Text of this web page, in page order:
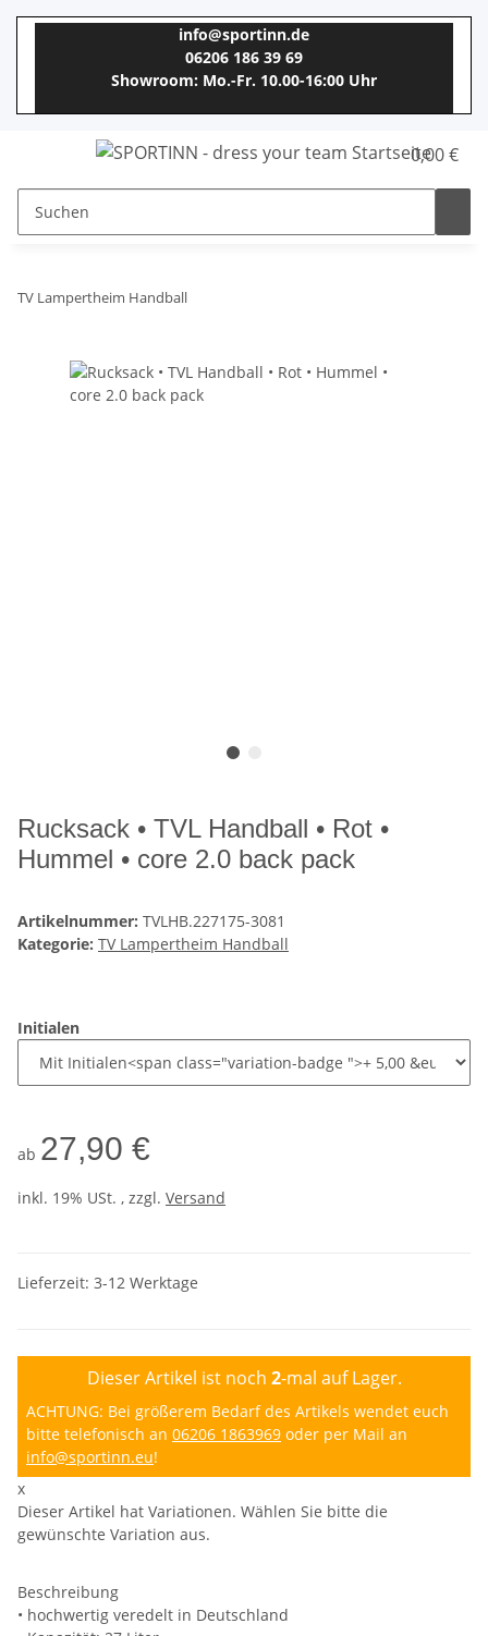
info@sportinn.de
06206 186 39 69
Showroom: Mo.-Fr. 10.00-16:00 Uhr
0,00 €
TV Lampertheim Handball
Rucksack • TVL Handball • Rot •
Hummel • core 2.0 back pack
Artikelnummer: TVLHB.227175-3081
Kategorie: TV Lampertheim Handball
Initialen
ab 27,90 €
inkl. 19% USt. , zzgl. Versand
Lieferzeit: 3-12 Werktage
Dieser Artikel ist noch 2-mal auf Lager.
ACHTUNG: Bei größerem Bedarf des Artikels wendet euch
bitte telefonisch an 06206 1863969 oder per Mail an
info@sportinn.eu!
x
Dieser Artikel hat Variationen. Wählen Sie bitte die
gewünschte Variation aus.
Beschreibung
• hochwertig veredelt in Deutschland